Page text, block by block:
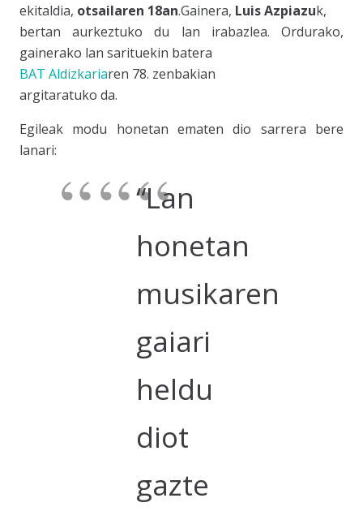
ekitaldia, otsailaren 18an.Gainera, Luis Azpiazuk,
bertan aurkeztuko du lan irabazlea. Ordurako,
gainerako lan sarituekin batera
BAT Aldizkariaren 78. zenbakian
argitaratuko da.
Egileak modu honetan ematen dio sarrera bere
lanari:
“Lan
honetan
musikaren
gaiari
heldu
diot
gazte